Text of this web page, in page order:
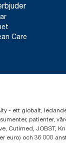
Care
- ett globalt,
patienter,
Cutimed, JOBST,
euro) och 36 000